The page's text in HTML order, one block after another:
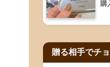
購
贈る相手でチ